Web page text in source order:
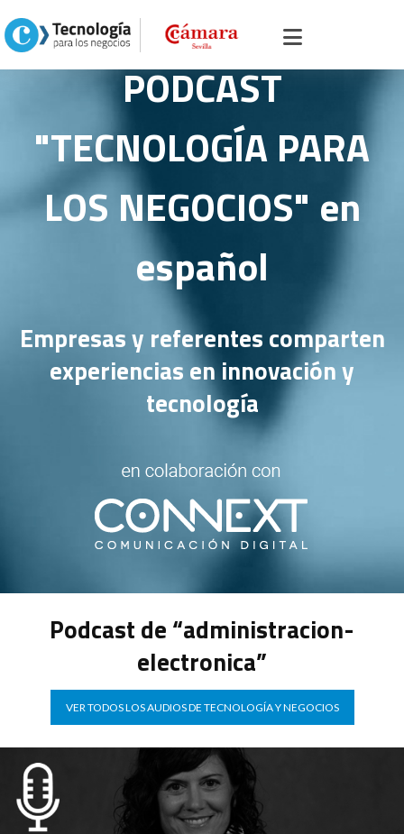
PODCAST
"TECNOLOGÍA PARA
LOS NEGOCIOS" en
español
Empresas y referentes comparten
experiencias en innovación y
tecnología
Podcast de “administracion-
electronica”
VER TODOS LOS AUDIOS DE TECNOLOGÍA Y NEGOCIOS